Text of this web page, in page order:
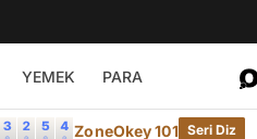
YEMEK PARA
ZoneOkey 101 Seri Diz